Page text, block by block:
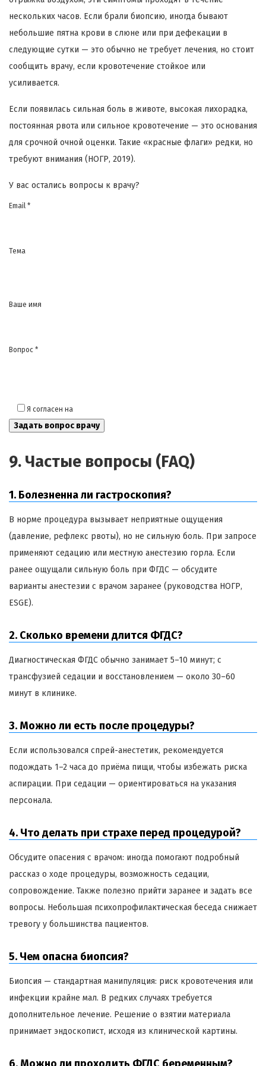
нескольких часов. Если брали биопсию, иногда бывают
небольшие пятна крови в слюне или при дефекации в
следующие сутки — это обычно не требует лечения, но стоит
сообщить врачу, если кровотечение стойкое или
усиливается.
Если появилась сильная боль в животе, высокая лихорадка,
постоянная рвота или сильное кровотечение — это основания
для срочной очной оценки. Такие «красные флаги» редки, но
требуют внимания (НОГР, 2019).
У вас остались вопросы к врачу?
Email *
Тема
Ваше имя
Вопрос *
Я согласен на
9. Частые вопросы (FAQ)
1. Болезненна ли гастроскопия?
В норме процедура вызывает неприятные ощущения
(давление, рефлекс рвоты), но не сильную боль. При запросе
применяют седацию или местную анестезию горла. Если
ранее ощущали сильную боль при ФГДС — обсудите
варианты анестезии с врачом заранее (руководства НОГР,
ESGE).
2. Сколько времени длится ФГДС?
Диагностическая ФГДС обычно занимает 5–10 минут; с
трансфузией седации и восстановлением — около 30–60
минут в клинике.
3. Можно ли есть после процедуры?
Если использовался спрей-анестетик, рекомендуется
подождать 1–2 часа до приёма пищи, чтобы избежать риска
аспирации. При седации — ориентироваться на указания
персонала.
4. Что делать при страхе перед процедурой?
Обсудите опасения с врачом: иногда помогают подробный
рассказ о ходе процедуры, возможность седации,
сопровождение. Также полезно прийти заранее и задать все
вопросы. Небольшая психопрофилактическая беседа снижает
тревогу у большинства пациентов.
5. Чем опасна биопсия?
Биопсия — стандартная манипуляция: риск кровотечения или
инфекции крайне мал. В редких случаях требуется
дополнительное лечение. Решение о взятии материала
принимает эндоскопист, исходя из клинической картины.